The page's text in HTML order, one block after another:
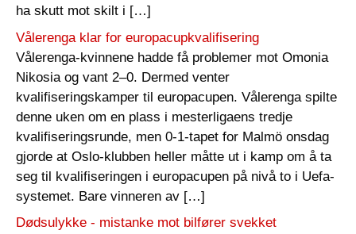
ha skutt mot skilt i […]
Vålerenga klar for europacupkvalifisering
Vålerenga-kvinnene hadde få problemer mot Omonia
Nikosia og vant 2–0. Dermed venter
kvalifiseringskamper til europacupen. Vålerenga spilte
denne uken om en plass i mesterligaens tredje
kvalifiseringsrunde, men 0-1-tapet for Malmö onsdag
gjorde at Oslo-klubben heller måtte ut i kamp om å ta
seg til kvalifiseringen i europacupen på nivå to i Uefa-
systemet. Bare vinneren av […]
Dødsulykke - mistanke mot bilfører svekket